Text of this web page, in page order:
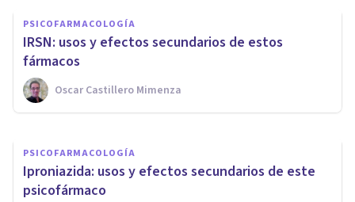
PSICOFARMACOLOGÍA
IRSN: usos y efectos secundarios de estos
fármacos
Oscar Castillero Mimenza
la Recaptación de Serotonina
(AIRSs)
Oscar Castillero Mimenza
PSICOFARMACOLOGÍA
Iproniazida: usos y efectos secundarios de este
psicofármaco